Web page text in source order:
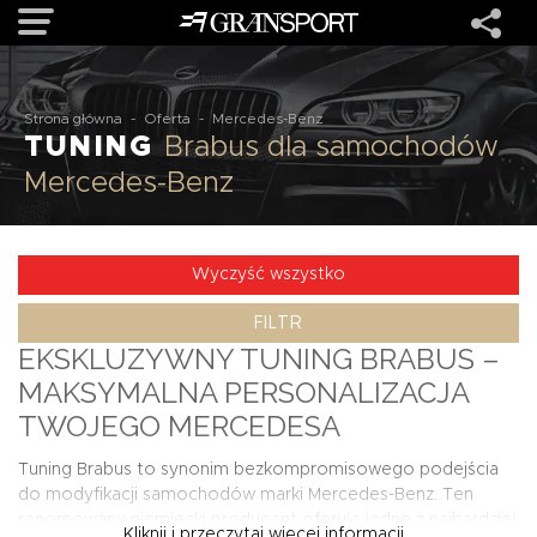
OFERTA
MARKI
O NAS
USŁUGI
KONTAKT
Strona główna - Oferta - Mercedes-Benz
TUNING
Brabus dla samochodów
Mercedes-Benz
Wyczyść wszystko
FILTR
EKSKLUZYWNY TUNING BRABUS –
MAKSYMALNA PERSONALIZACJA
TWOJEGO MERCEDESA
Tuning Brabus to synonim bezkompromisowego podejścia
do modyfikacji samochodów marki Mercedes-Benz. Ten